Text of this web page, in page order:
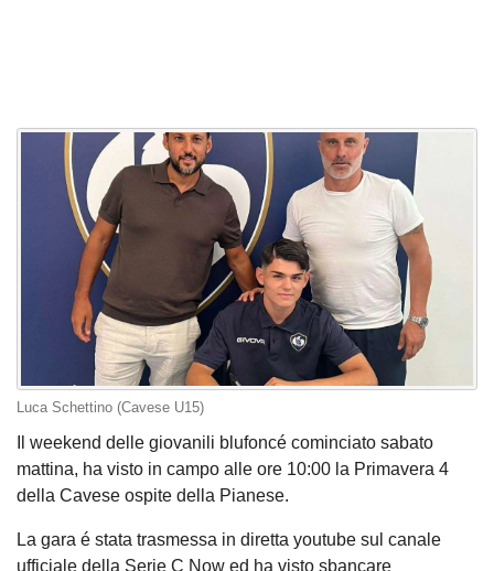
Luca Schettino (Cavese U15)
Il weekend delle giovanili blufoncé cominciato sabato
mattina, ha visto in campo alle ore 10:00 la Primavera 4
della Cavese ospite della Pianese.
La gara é stata trasmessa in diretta youtube sul canale
ufficiale della Serie C Now ed ha visto sbancare